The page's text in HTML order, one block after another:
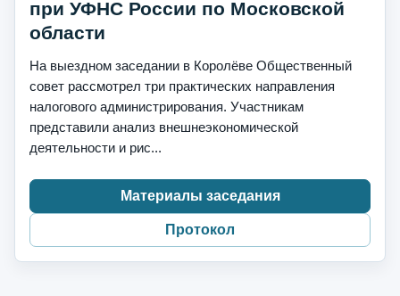
при УФНС России по Московской
области
На выездном заседании в Королёве Общественный
совет рассмотрел три практических направления
налогового администрирования. Участникам
представили анализ внешнеэкономической
деятельности и рис...
Материалы заседания
Протокол